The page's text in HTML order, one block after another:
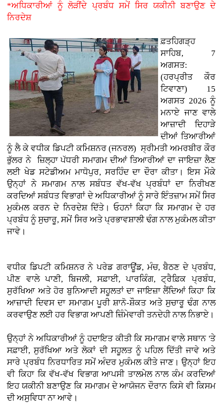
*ਅਧਿਕਾਰੀਆਂ ਨੂੰ ਲੋੜੀਂਦੇ ਪ੍ਰਬੰਧ ਸਮੇਂ ਸਿਰ ਯਕੀਨੀ ਬਣਾਉਣ ਦੇ
ਨਿਰਦੇਸ਼
ਫ਼ਤਹਿਗੜ੍ਹ
ਸਾਹਿਬ, 7
ਅਗਸਤ:
(ਹਰਪ੍ਰੀਤ ਕੌਰ
ਟਿਵਾਣਾ) 15
ਅਗਸਤ 2026 ਨੂੰ
ਮਨਾਏ ਜਾਣ ਵਾਲੇ
ਆਜ਼ਾਦੀ ਦਿਹਾੜੇ
ਦੀਆਂ ਤਿਆਰੀਆਂ
ਨੂੰ ਲੈ ਕੇ ਵਧੀਕ ਡਿਪਟੀ ਕਮਿਸ਼ਨਰ (ਜਨਰਲ) ਸ੍ਰੀਮਤੀ ਅਮਰਬੀਰ ਕੌਰ
ਭੁੱਲਰ ਨੇ ਜ਼ਿਲ੍ਹਾ ਪੱਧਰੀ ਸਮਾਗਮ ਦੀਆਂ ਤਿਆਰੀਆਂ ਦਾ ਜਾਇਜ਼ਾ ਲੈਣ
ਲਈ ਖੇਡ ਸਟੇਡੀਅਮ ਮਾਧੋਪੁਰ, ਸਰਹਿੰਦ ਦਾ ਦੌਰਾ ਕੀਤਾ। ਇਸ ਮੌਕੇ
ਉਨ੍ਹਾਂ ਨੇ ਸਮਾਗਮ ਨਾਲ ਸਬੰਧਤ ਵੱਖ-ਵੱਖ ਪ੍ਰਬੰਧਾਂ ਦਾ ਨਿਰੀਖਣ
ਕਰਦਿਆਂ ਸਬੰਧਤ ਵਿਭਾਗਾਂ ਦੇ ਅਧਿਕਾਰੀਆਂ ਨੂੰ ਸਾਰੇ ਇੰਤਜ਼ਾਮ ਸਮੇਂ ਸਿਰ
ਮੁਕੰਮਲ ਕਰਨ ਦੇ ਨਿਰਦੇਸ਼ ਦਿੱਤੇ। ਓਹਨਾਂ ਕਿਹਾ ਕਿ ਸਮਾਗਮ ਦੇ ਹਰ
ਪ੍ਰਬੰਧ ਨੂੰ ਸੁਚਾਰੂ, ਸਮੇਂ ਸਿਰ ਅਤੇ ਪ੍ਰਭਾਵਸ਼ਾਲੀ ਢੰਗ ਨਾਲ ਮੁਕੰਮਲ ਕੀਤਾ
ਜਾਵੇ।
ਵਧੀਕ ਡਿਪਟੀ ਕਮਿਸ਼ਨਰ ਨੇ ਪਰੇਡ ਗਰਾਊਂਡ, ਮੰਚ, ਬੈਠਣ ਦੇ ਪ੍ਰਬੰਧ,
ਪੀਣ ਵਾਲੇ ਪਾਣੀ, ਬਿਜਲੀ, ਸਫ਼ਾਈ, ਪਾਰਕਿੰਗ, ਟ੍ਰੈਫ਼ਿਕ ਪ੍ਰਬੰਧ,
ਸੁਰੱਖਿਆ ਅਤੇ ਹੋਰ ਬੁਨਿਆਦੀ ਸਹੂਲਤਾਂ ਦਾ ਜਾਇਜ਼ਾ ਲੈਂਦਿਆਂ ਕਿਹਾ ਕਿ
ਆਜ਼ਾਦੀ ਦਿਵਸ ਦਾ ਸਮਾਗਮ ਪੂਰੀ ਸ਼ਾਨੋ-ਸ਼ੌਕਤ ਅਤੇ ਸੁਚਾਰੂ ਢੰਗ ਨਾਲ
ਕਰਵਾਉਣ ਲਈ ਹਰ ਵਿਭਾਗ ਆਪਣੀ ਜ਼ਿੰਮੇਵਾਰੀ ਤਨਦੇਹੀ ਨਾਲ ਨਿਭਾਏ।
ਉਨ੍ਹਾਂ ਨੇ ਅਧਿਕਾਰੀਆਂ ਨੂੰ ਹਦਾਇਤ ਕੀਤੀ ਕਿ ਸਮਾਗਮ ਵਾਲੇ ਸਥਾਨ 'ਤੇ
ਸਫ਼ਾਈ, ਸੁਰੱਖਿਆ ਅਤੇ ਲੋਕਾਂ ਦੀ ਸਹੂਲਤ ਨੂੰ ਪਹਿਲ ਦਿੱਤੀ ਜਾਵੇ ਅਤੇ
ਸਾਰੇ ਪ੍ਰਬੰਧ ਨਿਰਧਾਰਿਤ ਸਮੇਂ ਅੰਦਰ ਮੁਕੰਮਲ ਕੀਤੇ ਜਾਣ। ਉਨ੍ਹਾਂ ਇਹ
ਵੀ ਕਿਹਾ ਕਿ ਵੱਖ-ਵੱਖ ਵਿਭਾਗ ਆਪਸੀ ਤਾਲਮੇਲ ਨਾਲ ਕੰਮ ਕਰਦਿਆਂ
ਇਹ ਯਕੀਨੀ ਬਣਾਉਣ ਕਿ ਸਮਾਗਮ ਦੇ ਆਯੋਜਨ ਦੌਰਾਨ ਕਿਸੇ ਵੀ ਕਿਸਮ
ਦੀ ਅਸੁਵਿਧਾ ਨਾ ਆਵੇ।